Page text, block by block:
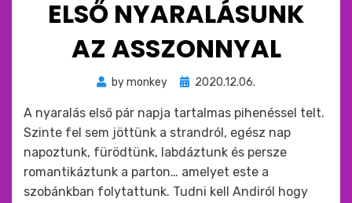
ELSŐ NYARALÁSUNK
AZ ASSZONNYAL
bymonkey
Beküldve
:
2020.12.06.
A nyaralás első pár napja tartalmas pihenéssel telt.
Szinte fel sem jöttünk a strandról, egész nap
napoztunk, fürödtünk, labdáztunk és persze
romantikáztunk a parton… amelyet este a
szobánkban folytattunk. Tudni kell Andiról hogy